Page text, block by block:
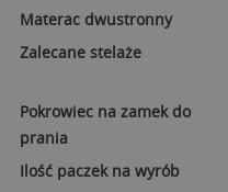
Materac dwustronny
Zalecane stelaże
Pokrowiec na zamek do
prania
Ilość paczek na wyrób